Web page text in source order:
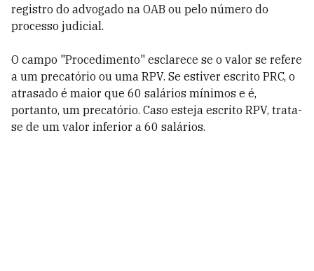
registro do advogado na OAB ou pelo número do
processo judicial.
O campo "Procedimento" esclarece se o valor se refere
a um precatório ou uma RPV. Se estiver escrito PRC, o
atrasado é maior que 60 salários mínimos e é,
portanto, um precatório. Caso esteja escrito RPV, trata-
se de um valor inferior a 60 salários.